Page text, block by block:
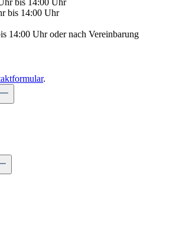
bis 14:00 Uhr
14:00 Uhr oder nach Vereinbarung
.